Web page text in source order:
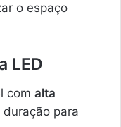
o espaço
LED
com alta
para